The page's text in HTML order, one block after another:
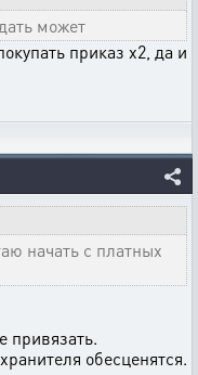
может
приказ х2, да и
начать с платных
привязать.
обесценятся.